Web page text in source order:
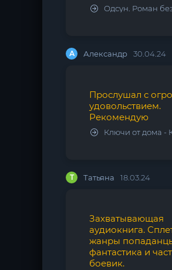
Одсун. Роман без границ -
А Александр 30.04.24
Прослушал с
удовольствием.
Рекомендую
Ключи от дома -
Т Татьяна 18.03.24
Захватывающая
аудиокнига.
жанры
фантастика и
боевик.